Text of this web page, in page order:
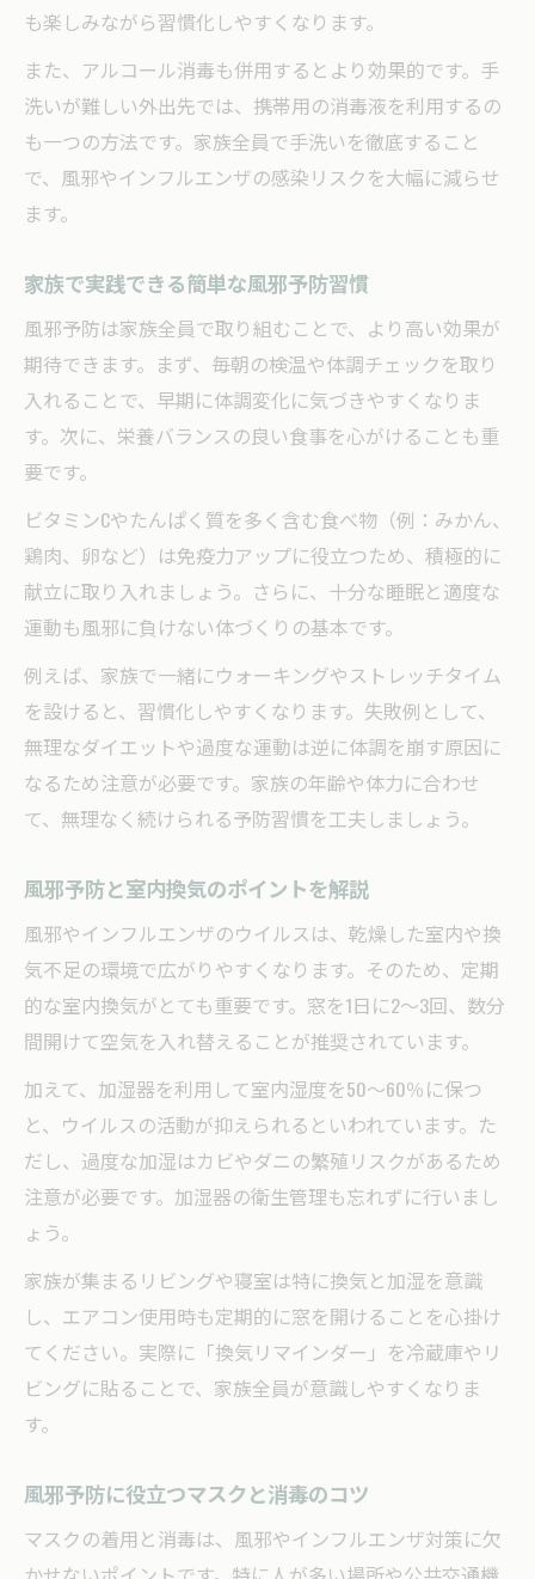
風邪予防に効果的なインフルエンザ予防食
インフルエンザ予防に役立つ飲み物の選び
風邪予防を意識した家族の食事バランス術
発酵食品がもたらす風邪予防のメリット
風邪予防とインフルエンザ対策の家庭ルー
ル
共有タオルを避ける風邪予防の工夫
家族で守りたい手洗い・うがい習慣
風邪予防のための帰宅後の行動ポイント
うつらない家族に学ぶ風邪予防の秘けつ
風邪予防が徹底されている家庭の特徴
インフルエンザがうつらない理由とは
感染しない人の風邪予防習慣を紹介
風邪予防で大切なコミュニケーション術
も楽しみながら習慣化しやすくなります。
また、アルコール消毒も併用するとより効果的です。手
洗いが難しい外出先では、携帯用の消毒液を利用するの
も一つの方法です。家族全員で手洗いを徹底すること
で、風邪やインフルエンザの感染リスクを大幅に減らせ
ます。
家族で実践できる簡単な風邪予防習慣
風邪予防は家族全員で取り組むことで、より高い効果が
期待できます。まず、毎朝の検温や体調チェックを取り
入れることで、早期に体調変化に気づきやすくなりま
す。次に、栄養バランスの良い食事を心がけることも重
要です。
ビタミンCやたんぱく質を多く含む食べ物（例：みかん、
鶏肉、卵など）は免疫力アップに役立つため、積極的に
献立に取り入れましょう。さらに、十分な睡眠と適度な
運動も風邪に負けない体づくりの基本です。
例えば、家族で一緒にウォーキングやストレッチタイム
を設けると、習慣化しやすくなります。失敗例として、
無理なダイエットや過度な運動は逆に体調を崩す原因に
なるため注意が必要です。家族の年齢や体力に合わせ
て、無理なく続けられる予防習慣を工夫しましょう。
風邪予防と室内換気のポイントを解説
風邪やインフルエンザのウイルスは、乾燥した室内や換
気不足の環境で広がりやすくなります。そのため、定期
的な室内換気がとても重要です。窓を1日に2～3回、数分
間開けて空気を入れ替えることが推奨されています。
加えて、加湿器を利用して室内湿度を50～60％に保つ
と、ウイルスの活動が抑えられるといわれています。た
だし、過度な加湿はカビやダニの繁殖リスクがあるため
注意が必要です。加湿器の衛生管理も忘れずに行いまし
ょう。
家族が集まるリビングや寝室は特に換気と加湿を意識
し、エアコン使用時も定期的に窓を開けることを心掛け
てください。実際に「換気リマインダー」を冷蔵庫やリ
ビングに貼ることで、家族全員が意識しやすくなりま
す。
風邪予防に役立つマスクと消毒のコツ
マスクの着用と消毒は、風邪やインフルエンザ対策に欠